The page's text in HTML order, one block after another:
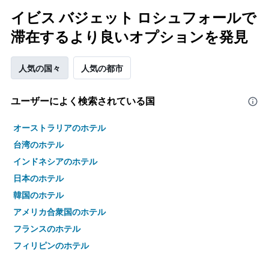
イビス バジェット ロシュフォールで
滞在するより良いオプションを発見
人気の国々 人気の都市
ユーザーによく検索されている国
オーストラリアのホテル
台湾のホテル
インドネシアのホテル
日本のホテル
韓国のホテル
アメリカ合衆国のホテル
フランスのホテル
フィリピンのホテル